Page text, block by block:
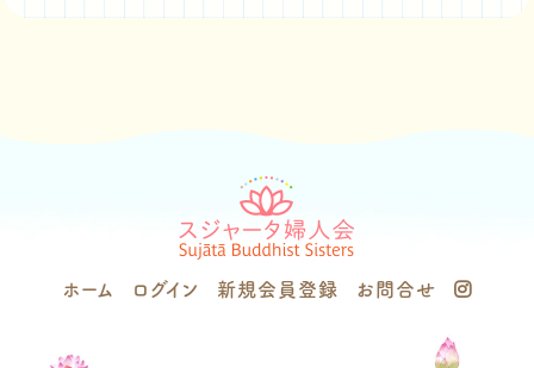
ホーム ログイン 新規会員登録 お問合せ